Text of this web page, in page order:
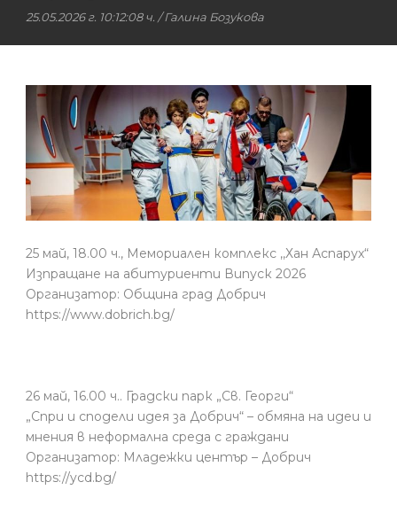
25.05.2026 г. 10:12:08 ч. /Галина Бозукова
25 май, 18.00 ч., Мемориален комплекс ,,Хан Аспарух“
Изпращане на абитуриенти Випуск 2026
Организатор: Община град Добрич
https://www.dobrich.bg/
26 май, 16.00 ч.. Градски парк „Св. Георги“
„Спри и сподели идея за Добрич“ – обмяна на идеи и
мнения в неформална среда с граждани
Организатор: Младежки център – Добрич
https://ycd.bg/